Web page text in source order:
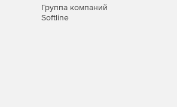
Группа компаний
Softline